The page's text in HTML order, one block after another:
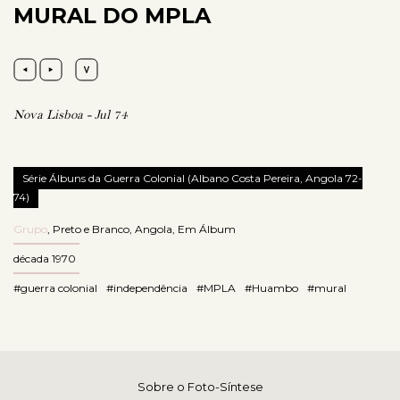
MURAL DO MPLA
Nova Lisboa - Jul 74
Série Álbuns da Guerra Colonial (Albano Costa Pereira, Angola 72-
74)
Grupo, Preto e Branco, Angola, Em Álbum
década 1970
#guerra colonial #independência #MPLA #Huambo #mural
Sobre o Foto-Síntese